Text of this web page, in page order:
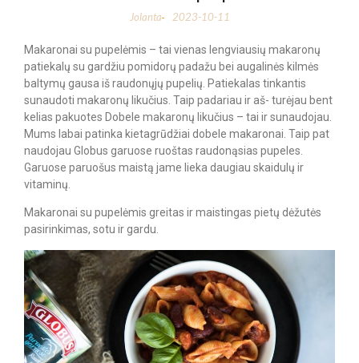
Jolanta- 2023-10-11
Makaronai su pupelėmis – tai vienas lengviausių makaronų
patiekalų su gardžiu pomidorų padažu bei augalinės kilmės
baltymų gausa iš raudonųjų pupelių. Patiekalas tinkantis
sunaudoti makaronų likučius. Taip padariau ir aš- turėjau bent
kelias pakuotes Dobele makaronų likučius – tai ir sunaudojau.
Mums labai patinka kietagrūdžiai dobele makaronai. Taip pat
naudojau Globus garuose ruoštas raudonąsias pupeles.
Garuose paruošus maistą jame lieka daugiau skaidulų ir
vitaminų.
Makaronai su pupelėmis greitas ir maistingas pietų dėžutės
pasirinkimas, sotu ir gardu.